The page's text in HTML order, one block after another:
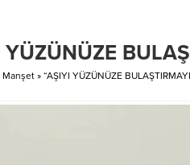
Böylece kök maaşı
YÜZÜNÜZE
Manşet » “AŞIYI YÜZÜNÜZE